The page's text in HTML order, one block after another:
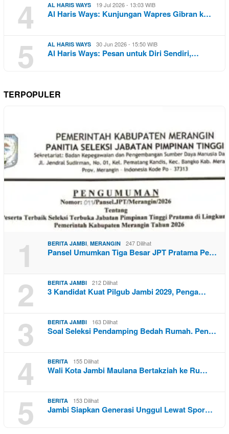
4 AL HARIS WAYS 19 Jul 2026 - 13:03 WIB
Al Haris Ways: Kunjungan Wapres Gibran k…
5 AL HARIS WAYS 30 Jun 2026 - 15:50 WIB
Al Haris Ways: Pesan untuk Diri Sendiri,…
TERPOPULER
1 BERITA JAMBI MERANGIN 247 Dilihat
Pansel Umumkan Tiga Besar JPT Pratama Pe…
2 BERITA JAMBI 212 Dilihat
3 Kandidat Kuat Pilgub Jambi 2029, Penga…
3 BERITA JAMBI 163 Dilihat
Soal Seleksi Pendamping Bedah Rumah. Pen…
4 BERITA 155 Dilihat
Wali Kota Jambi Maulana Bertakziah ke Ru…
5 BERITA 153 Dilihat
Jambi Siapkan Generasi Unggul Lewat Spor…